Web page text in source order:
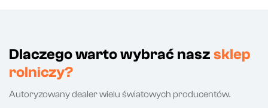
Dlaczego warto wybrać nasz sklep
rolniczy?
Autoryzowany dealer wielu światowych producentów.